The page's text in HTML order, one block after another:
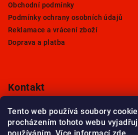
Tento web používá soubory
procházením tohoto webu
Obchodní podmínky
Podmínky ochrany osobních údajů
Reklamace a vrácení zboží
Doprava a platba
Kontakt
info@rodicem.cz